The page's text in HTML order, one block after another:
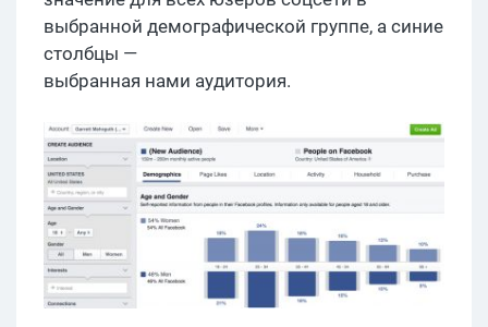
выбранной демографической группе, а синие
столбцы —
выбранная нами аудитория.